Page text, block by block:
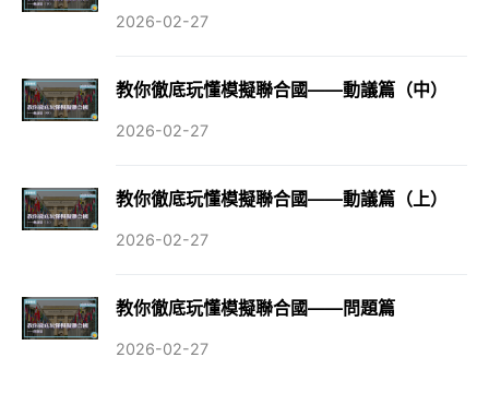
2026-02-27
教你徹底玩懂模擬聯合國——動議篇（中）
2026-02-27
教你徹底玩懂模擬聯合國——動議篇（上）
2026-02-27
教你徹底玩懂模擬聯合國——問題篇
2026-02-27